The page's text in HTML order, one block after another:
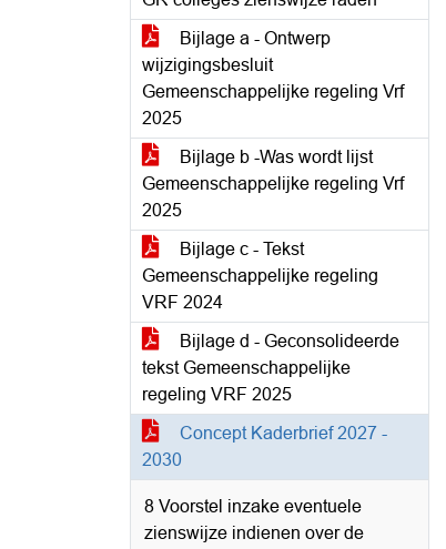
Bijlage a - Ontwerp
wijzigingsbesluit
Gemeenschappelijke regeling Vrf
2025
Bijlage b -Was wordt lijst
Gemeenschappelijke regeling Vrf
2025
Bijlage c - Tekst
Gemeenschappelijke regeling
VRF 2024
Bijlage d - Geconsolideerde
tekst Gemeenschappelijke
regeling VRF 2025
Concept Kaderbrief 2027 -
2030
8 Voorstel inzake eventuele
zienswijze indienen over de